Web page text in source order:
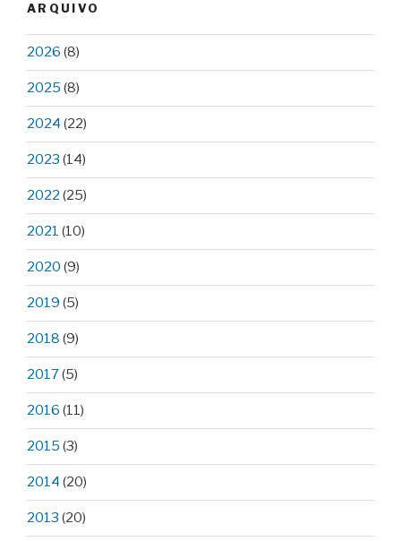
ARQUIVO
2026 (8)
2025 (8)
2024 (22)
2023 (14)
2022 (25)
2021 (10)
2020 (9)
2019 (5)
2018 (9)
2017(5)
2016 (11)
2015 (3)
2014 (20)
2013 (20)